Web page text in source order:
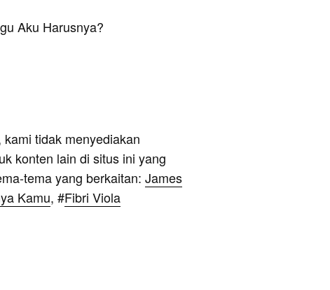
Aku Harusnya?
tidak menyediakan
konten lain di situs ini yang
tema yang berkaitan: James
Kamu, #Fibri Viola